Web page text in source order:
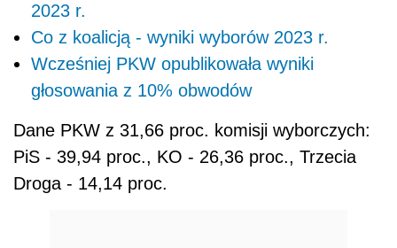
2023 r.
Co z koalicją - wyniki wyborów 2023 r.
Wcześniej PKW opublikowała wyniki
głosowania z 10% obwodów
Dane PKW z 31,66 proc. komisji wyborczych:
PiS - 39,94 proc., KO - 26,36 proc., Trzecia
Droga - 14,14 proc.